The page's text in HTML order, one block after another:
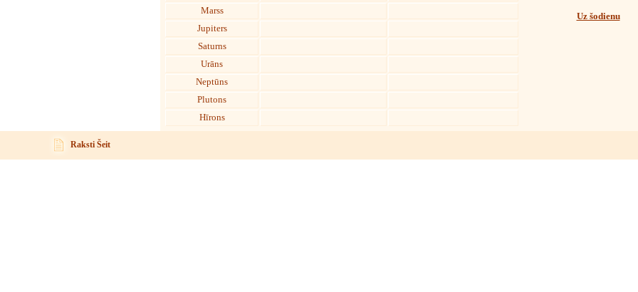
Marss
Jupiters
Saturns
Urāns
Neptūns
Plutons
Hīrons
Uz šodienu
Raksti Šeit